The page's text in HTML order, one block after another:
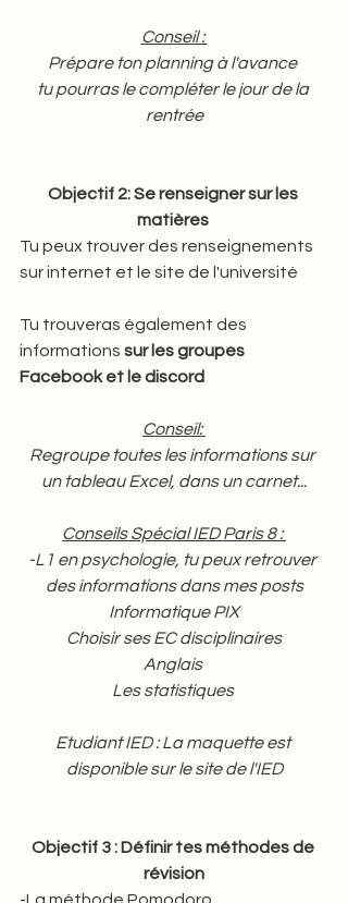
Conseil :
Prépare ton planning à l'avance
tu pourras le compléter le jour de la
rentrée
Objectif 2: Se renseigner sur les
matières
Tu peux trouver des renseignements
sur internet et le site de l'université
Tu trouveras également des
informations sur les groupes
Facebook et le discord
Conseil:
Regroupe toutes les informations sur
un tableau Excel, dans un carnet...
Conseils Spécial IED Paris 8 :
-L1 en psychologie, tu peux retrouver
des informations dans mes posts
Informatique PIX
Choisir ses EC disciplinaires
Anglais
Les statistiques
Etudiant IED : La maquette est
disponible sur le site de l'IED
Objectif 3 : Définir tes méthodes de
révision
-La méthode Pomodoro